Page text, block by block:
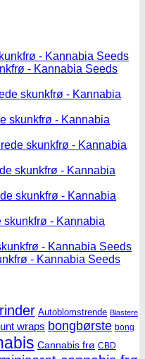
- Kannabia Seeds
skunkfrø - Kannabia
skunkfrø - Kannabia
skunkfrø - Kannabia
- Kannabia Seeds
Autoblomstrende Blastere
wraps bongbørste bong
Cannabis frø CBD